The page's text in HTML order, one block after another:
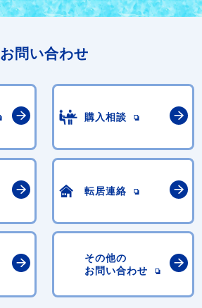
お問い合わせ
購入相談
転居連絡
その他の
お問い合わせ